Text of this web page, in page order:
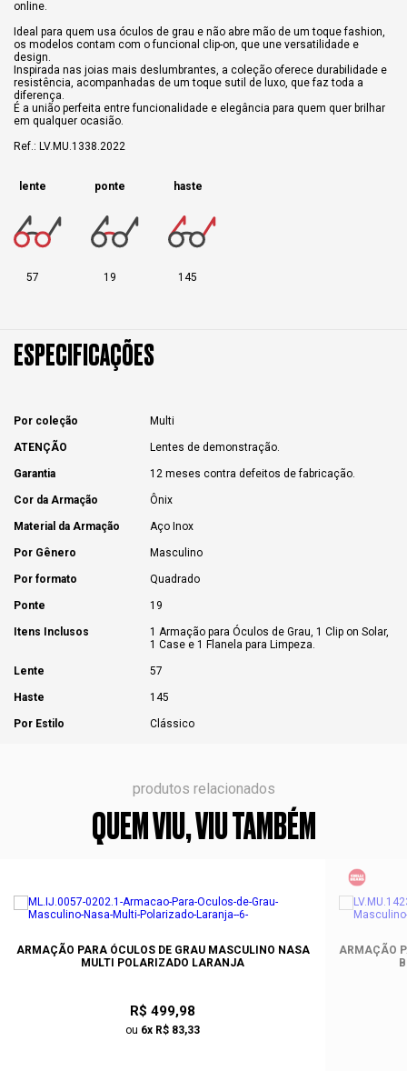
online.
Ideal para quem usa óculos de grau e não abre mão de um toque fashion,
os modelos contam com o funcional clip-on, que une versatilidade e
design.
Inspirada nas joias mais deslumbrantes, a coleção oferece durabilidade e
resistência, acompanhadas de um toque sutil de luxo, que faz toda a
diferença.
É a união perfeita entre funcionalidade e elegância para quem quer brilhar
em qualquer ocasião.
Ref.: LV.MU.1338.2022
lente
57
ponte
19
haste
145
ESPECIFICAÇÕES
Por coleção Multi
ATENÇÃO Lentes de demonstração.
Garantia 12 meses contra defeitos de fabricação.
Cor da Armação Ônix
Material da Armação Aço Inox
Por Gênero Masculino
Por formato Quadrado
Ponte 19
Itens Inclusos
1 Armação para Óculos de Grau, 1 Clip on Solar,
1 Case e 1 Flanela para Limpeza.
Lente 57
Haste 145
Por Estilo Clássico
produtos relacionados
QUEM VIU, VIU TAMBÉM
ARMAÇÃO PARA ÓCULOS DE GRAU MASCULINO NASA
MULTI POLARIZADO LARANJA
R$ 499,98
ou 6x R$ 83,33
ARMAÇÃO